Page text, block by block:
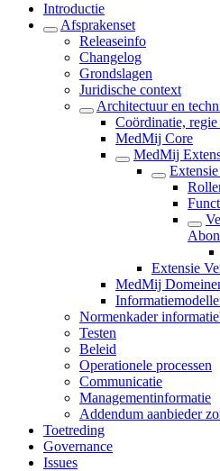
Introductie
Afsprakenset
Releaseinfo
Changelog
Grondslagen
Juridische context
Architectuur en
Coördinatie,
MedMij Core
MedMij
Extensie
MedMij
Normenkader
Testen
Beleid
Operationele processen
Communicatie
Managementinformatie
Addendum aanbieder
Toetreding
Governance
Issues